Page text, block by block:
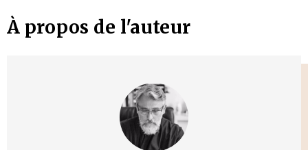
À propos de l'auteur